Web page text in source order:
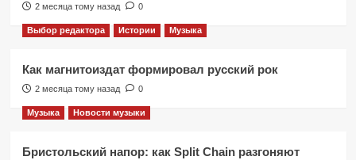
2 месяца тому назад 0
Выбор редактора Истории Музыка
Как магнитоиздат формировал русский рок
2 месяца тому назад 0
Музыка Новости музыки
Бристольский напор: как Split Chain разгоняют